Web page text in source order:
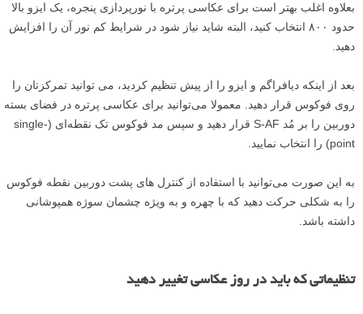
بعلاوه اغلب بهتر است برای عکاسی پرتره با نورپردازی پنجره، یک ایزو بالا
حدود ۸۰۰ انتخاب کنید، البته شاید نیاز شود در شرایط کم نور آن را افزایش
دهید.
بعد از اینکه دیافراگم و ایزو را از پیش تنظیم کردید، می توانید تمرکزتان را
روی فوکوس قرار دهید. معمولا می‌توانید برای عکاسی پرتره در فضای بسته
دوربین را بر مُد S-AF قرار دهید و سپس مد فوکوس تک نقطه‌ای (single-
point) را انتخاب نمایید.
به این صورت می‌توانید با استفاده از کنترل های پشت دوربین نقطه فوکوس
را به شکلی حرکت دهید که با چهره و به ویژه چشمان سوژه همپوشانی
داشته باشد.
تنظیماتی که باید در روز عکاسی تغییر دهید